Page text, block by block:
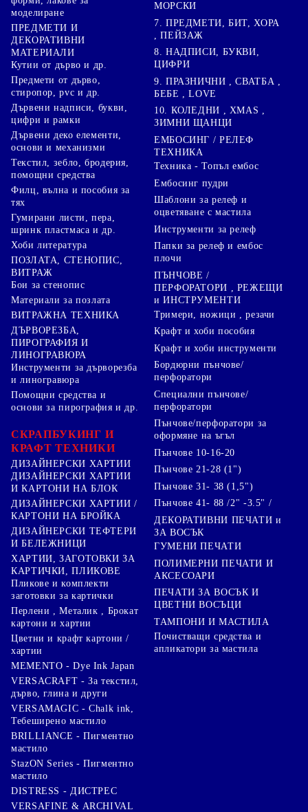
моделиране
ПРЕДМЕТИ И
ДЕКОРАТИВНИ
МАТЕРИАЛИ
Кутии от дърво и др.
Предмети от дърво,
стиропор, pvc и др.
Дървени надписи, букви,
цифри и рамки
Дървени деко елементи,
основи и механизми
Текстил, зебло, бродерия,
помощни средства
Филц, вълна и пособия за
тях
Гумирани листи, пера,
шринк пластмаса и др.
Хоби литература
ПОЗЛАТА, СТЕНОПИС,
ВИТРАЖ
Бои за стенопис
Материали за позлата
ВИТРАЖНА ТЕХНИКА
ДЪРВОРЕЗБА,
ПИРОГРАФИЯ И
ЛИНОГРАВЮРА
Инструменти за дърворезба
и линогравюра
Помощни средства и
основи за пирография и др.
СКРАПБУКИНГ И
КРАФТ ТЕХНИКИ
ДИЗАЙНЕРСКИ ХАРТИИ
ДИЗАЙНЕРСКИ ХАРТИИ
И КАРТОНИ НА БЛОК
ДИЗАЙНЕРСКИ ХАРТИИ /
КАРТОНИ НА БРОЙКА
ДИЗАЙНЕРСКИ ТЕФТЕРИ
И БЕЛЕЖНИЦИ
ХАРТИИ, ЗАГОТОВКИ ЗА
КАРТИЧКИ, ПЛИКОВЕ
Пликове и комплекти
заготовки за картички
Перлени , Металик , Брокат
картони и хартии
Цветни и крафт картони /
хартии
МОРСКИ
7. ПРЕДМЕТИ, БИТ, ХОРА
, ПЕЙЗАЖ
8. НАДПИСИ, БУКВИ,
ЦИФРИ
9. ПРАЗНИЧНИ , СВАТБА ,
БЕБЕ , LOVE
10. КОЛЕДНИ , XMAS ,
ЗИМНИ ЩАНЦИ
ЕМБОСИНГ / РЕЛЕФ
ТЕХНИКА
Техника - Топъл ембос
Ембосинг пудри
Шаблони за релеф и
оцветяване с мастила
Инструменти за релеф
Папки за релеф и ембос
плочи
ПЪНЧОВЕ /
ПЕРФОРАТОРИ , РЕЖЕЩИ
и ИНСТРУМЕНТИ
Тримери, ножици , резачи
Крафт и хоби пособия
Крафт и хоби инструменти
Бордюрни пънчове/
перфоратори
Специални пънчове/
перфоратори
Пънчове/перфоратори за
оформяне на ъгъл
Пънчове 10-16-20
Пънчове 21-28 (1")
Пънчове 31- 38 (1,5")
Пънчове 41- 88 /2" -3.5" /
ДЕКОРАТИВНИ ПЕЧАТИ и
ЗА ВОСЪК
ГУМЕНИ ПЕЧАТИ
ПОЛИМЕРНИ ПЕЧАТИ И
АКСЕСОАРИ
ПЕЧАТИ ЗА ВОСЪК И
ЦВЕТНИ ВОСЪЦИ
ТАМПОНИ И МАСТИЛА
Почистващи средства и
апликатори за мастила
MEMENTO - Dye Ink Japan
VERSACRAFT - За текстил,
дърво, глина и други
VERSAMAGIC - Chalk ink,
Тебеширено мастило
BRILLIANCE - Пигментно
мастило
StazON Series - Пигментно
мастило
DISTRESS - ДИСТРЕС
VERSAFINE & ARCHIVAL